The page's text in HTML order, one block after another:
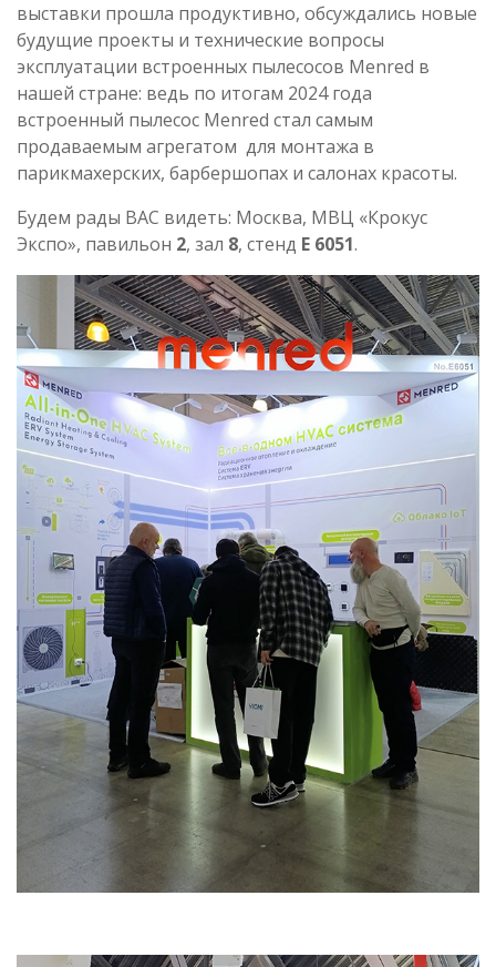
выставки прошла продуктивно, обсуждались новые
будущие проекты и технические вопросы
эксплуатации встроенных пылесосов Menred в
нашей стране: ведь по итогам 2024 года
встроенный пылесос Menred стал самым
продаваемым агрегатом для монтажа в
парикмахерских, барбершопах и салонах красоты.
Будем рады ВАС видеть: Москва, МВЦ «Крокус
Экспо», павильон 2, зал 8, стенд E 6051.